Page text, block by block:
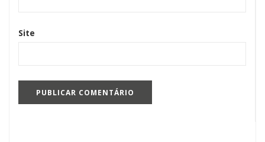
Site